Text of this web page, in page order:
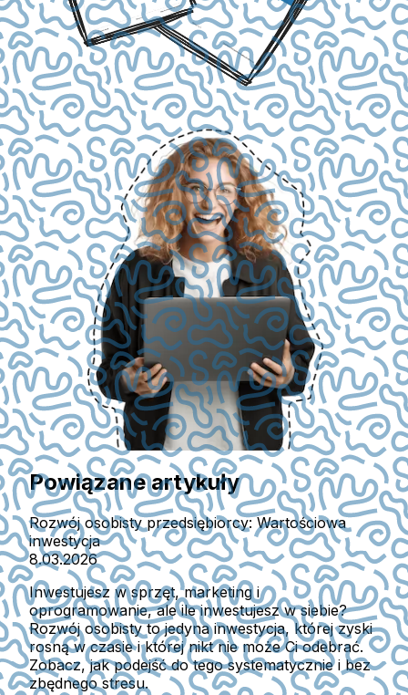
Powiązane artykuły
Rozwój osobisty przedsiębiorcy: Wartościowa
inwestycja
8.03.2026
Inwestujesz w sprzęt, marketing i
oprogramowanie, ale ile inwestujesz w siebie?
Rozwój osobisty to jedyna inwestycja, której zyski
rosną w czasie i której nikt nie może Ci odebrać.
Zobacz, jak podejść do tego systematycznie i bez
zbędnego stresu.